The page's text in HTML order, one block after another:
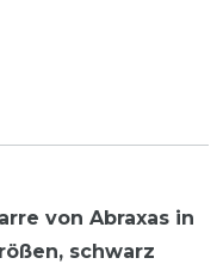
von Abraxas in
schwarz